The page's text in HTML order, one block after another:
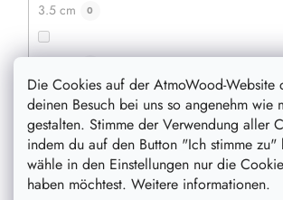
Die Cookies auf der AtmoWood-Website
deinen Besuch bei uns so angenehm wie
gestalten. Stimme der Verwendung aller
indem du auf den Button "Ich stimme zu"
wähle in den Einstellungen nur die
haben möchtest. Weitere informationen.
3.5 cm 0
7.5 cm 0
80cm 0